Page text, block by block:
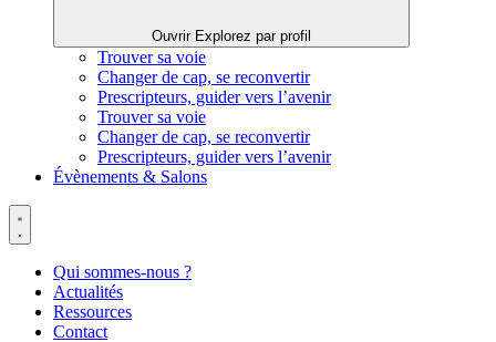
Ouvrir Explorez par profil
Trouver sa voie
Changer de cap, se reconvertir
Prescripteurs, guider vers l’avenir
Trouver sa voie
Changer de cap, se reconvertir
Prescripteurs, guider vers l’avenir
Évènements & Salons
Qui sommes-nous ?
Actualités
Ressources
Contact